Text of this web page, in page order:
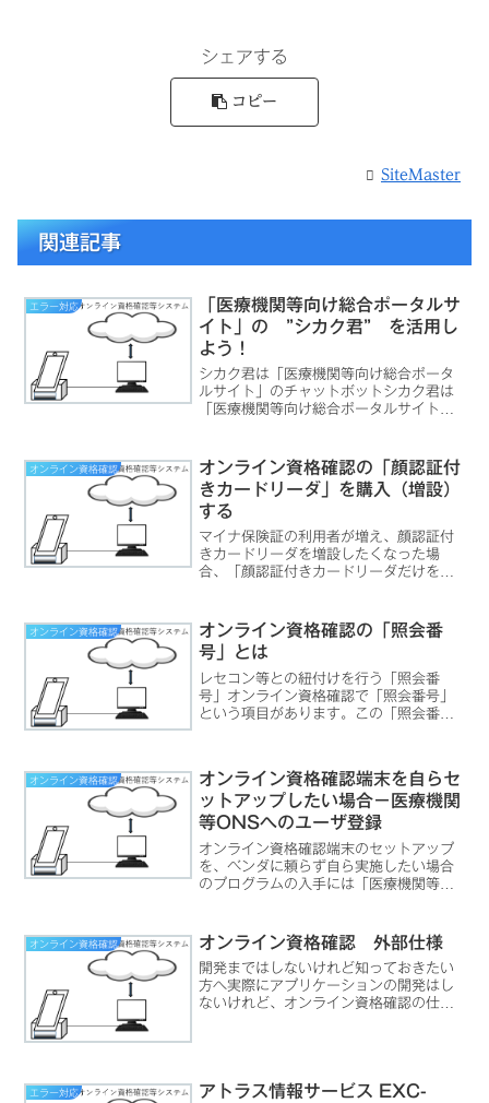
シェアする
コピー
SiteMaster
関連記事
エラー対応
「医療機関等向け総合ポータルサ
イト」の ”シカク君” を活用し
よう！
シカク君は「医療機関等向け総合ポータ
ルサイト」のチャットボットシカク君は
「医療機関等向け総合ポータルサイト」
リンクが表示され、マッチする内容があ
ればかなり適切な案内へ導...
オンライン資格確認
オンライン資格確認の「顔認証付
きカードリーダ」を購入（増設）
する
マイナ保険証の利用者が増え、顔認証付
きカードリーダを増設したくなった場
合、「顔認証付きカードリーダだけを増
なければならない場合」があります。カ
ードリーダのメーカによる差もあります
ので、事前の確認が必要です。
オンライン資格確認
オンライン資格確認の「照会番
号」とは
レセコン等との紐付けを行う「照会番
号」オンライン資格確認で「照会番号」
という項目があります。この「照会番
る情報で、主に診察券番号など...
オンライン資格確認
オンライン資格確認端末を自らセ
ットアップしたい場合－医療機関
等ONSへのユーザ登録
オンライン資格確認端末のセットアップ
を、ベンダに頼らず自ら実施したい場合
のプログラムの入手には「医療機関等
に導入が可能です。自力導入が可能にな
ることでリプレイス時のコストを押さえ
られることが期待できます。
オンライン資格確認 オンライン資格確認 外部仕様
開発まではしないけれど知っておきたい
方へ実際にアプリケーションの開発はし
ないけれど、オンライン資格確認の仕組
エラー対応
アトラス情報サービス EXC-